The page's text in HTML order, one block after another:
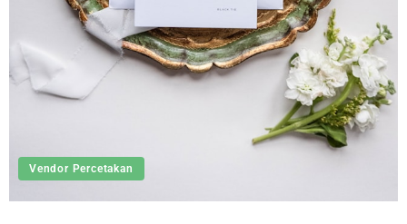
Vendor Percetakan